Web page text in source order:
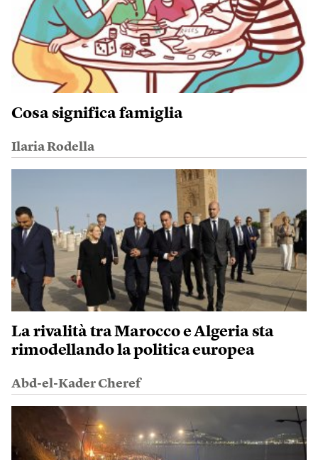
Cosa significa famiglia
Ilaria Rodella
La rivalità tra Marocco e Algeria sta
rimodellando la politica europea
Abd-el-Kader Cheref